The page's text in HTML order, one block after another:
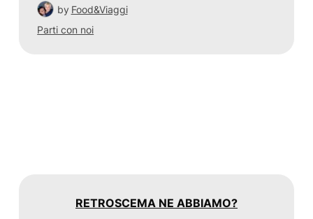
by Food&Viaggi
Parti con noi
RETROSCEMA NE ABBIAMO?